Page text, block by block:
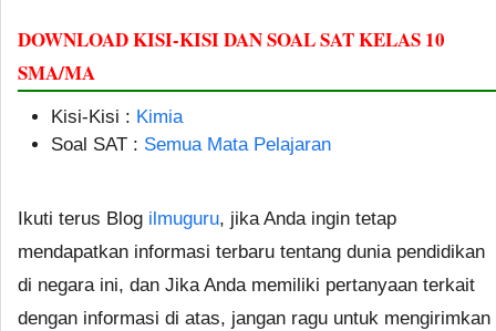
DOWNLOAD KISI-KISI DAN SOAL SAT KELAS 10
SMA/MA
Kisi-Kisi : Kimia
Soal SAT : Semua Mata Pelajaran
Ikuti terus Blog ilmuguru, jika Anda ingin tetap
mendapatkan informasi terbaru tentang dunia pendidikan
di negara ini, dan Jika Anda memiliki pertanyaan terkait
dengan informasi di atas, jangan ragu untuk mengirimkan